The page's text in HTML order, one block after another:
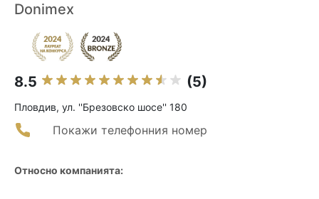
Donimex
8.5 (5)
Пловдив, ул. ''Брезовско шосе'' 180
Покажи телефонния номер
Относно компанията: